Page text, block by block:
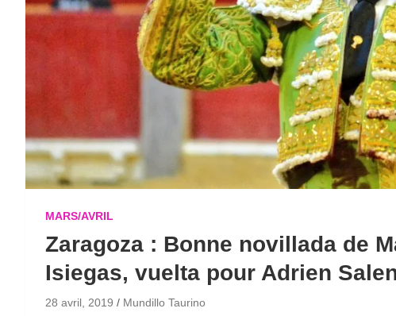
MARS/AVRIL
Zaragoza : Bonne novillada de
Isiegas, vuelta pour Adrien
28 avril, 2019 Mundillo Taurino